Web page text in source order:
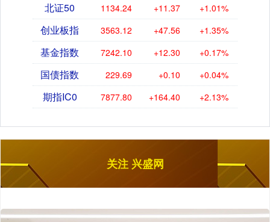
北证50 1134.24 +11.37 +1.01%
创业板指 3563.12 +47.56 +1.35%
基金指数 7242.10 +12.30 +0.17%
国债指数 229.69 +0.10 +0.04%
期指IC0 7877.80 +164.40 +2.13%
关注 兴盛网